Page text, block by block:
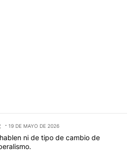
19 DE MAYO DE 2026
ni de tipo de cambio de